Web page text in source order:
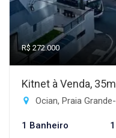
R$ 272.000
Kitnet à Venda,
Ocian, Praia
1 Banheiro